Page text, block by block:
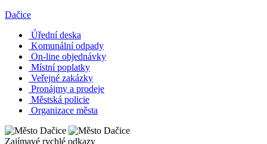
Dačice
Úřední deska
Komunální odpady
On-line objednávky
Místní poplatky
Veřejné zakázky
Pronájmy a prodeje
Městská policie
Organizace města
Zajímavé rychlé odkazy